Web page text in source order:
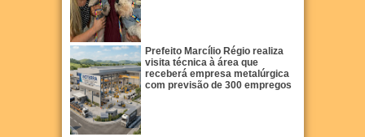
Prefeito Marcílio Régio realiza
visita técnica à área que
receberá empresa metalúrgica
com previsão de 300 empregos